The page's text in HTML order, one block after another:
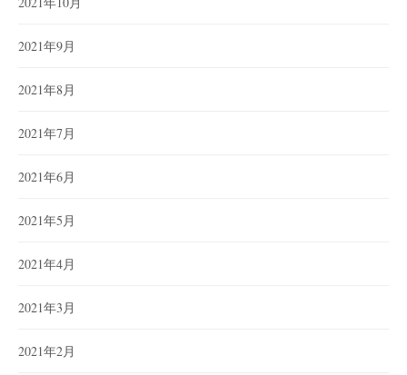
2021年9月
2021年8月
2021年7月
2021年6月
2021年5月
2021年4月
2021年3月
2021年2月